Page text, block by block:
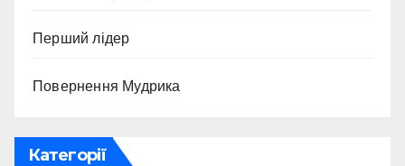
Перший лідер
Повернення Мудрика
Категорії